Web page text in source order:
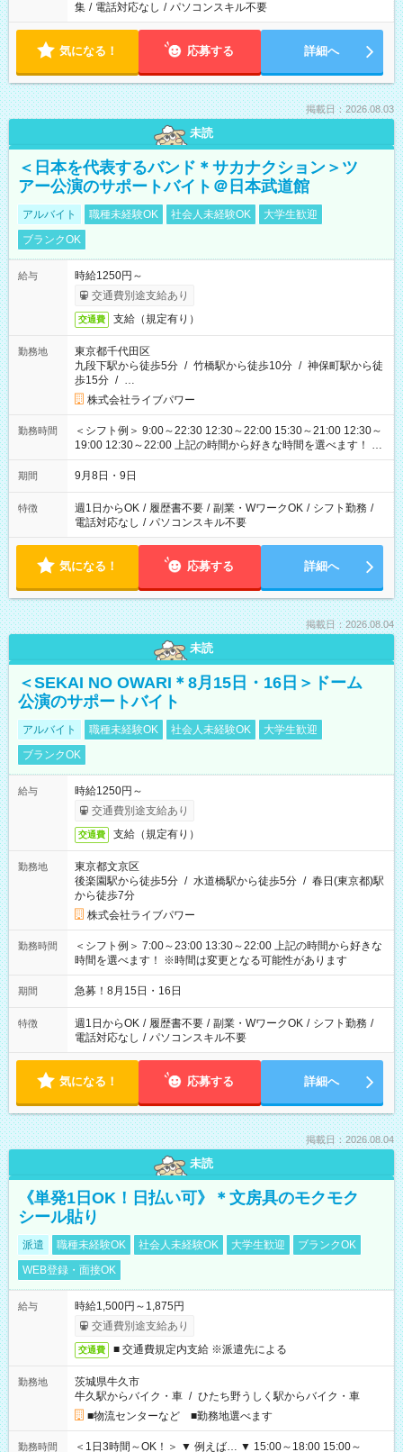
集 / 電話対応なし / パソコンスキル不要
気になる！ 応募する 詳細へ
掲載日：2026.08.03
未読
＜日本を代表するバンド＊サカナクション＞ツ
アー公演のサポートバイト＠日本武道館
アルバイト 職種未経験OK 社会人未経験OK
大学生歓迎
ブランクOK
給与
時給1250円～
交通費別途支給あり
交通費 支給（規定有り）
勤務地
東京都千代田区
九段下駅から徒歩5分 / 竹橋駅から徒歩10分 / 神保町駅から徒
歩15分 / …
株式会社ライブパワー
勤務時間
＜シフト例＞ 9:00～22:30 12:30～22:00 15:30～21:00 12:30～
19:00 12:30～22:00 上記の時間から好きな時間を選べます！ ※
時間は変更となる可能性があります
期間 9月8日・9日
特徴 週1日からOK / 履歴書不要 / 副業・WワークOK / シフト勤務 /
電話対応なし / パソコンスキル不要
気になる！ 応募する 詳細へ
掲載日：2026.08.04
未読
＜SEKAI NO OWARI＊8月15日・16日＞ドーム
公演のサポートバイト
アルバイト 職種未経験OK 社会人未経験OK
大学生歓迎
ブランクOK
給与
時給1250円～
交通費別途支給あり
交通費 支給（規定有り）
勤務地
東京都文京区
後楽園駅から徒歩5分 / 水道橋駅から徒歩5分 / 春日(東京都)駅
から徒歩7分
株式会社ライブパワー
勤務時間
＜シフト例＞ 7:00～23:00 13:30～22:00 上記の時間から好きな
時間を選べます！ ※時間は変更となる可能性があります
期間 急募！8月15日・16日
特徴 週1日からOK / 履歴書不要 / 副業・WワークOK / シフト勤務 /
電話対応なし / パソコンスキル不要
気になる！ 応募する 詳細へ
掲載日：2026.08.04
未読
《単発1日OK！日払い可》＊文房具のモクモク
シール貼り
派遣 職種未経験OK 社会人未経験OK 大学生歓迎
ブランクOK
WEB登録・面接OK
給与
時給1,500円～1,875円
交通費別途支給あり
交通費 ■ 交通費規定内支給 ※派遣先による
勤務地
茨城県牛久市
牛久駅からバイク・車 / ひたち野うしく駅からバイク・車
■物流センターなど ■勤務地選べます
勤務時間 ＜1日3時間～OK！＞ ▼ 例えば… ▼ 15:00～18:00 15:00～